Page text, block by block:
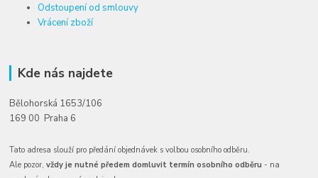
Odstoupení od smlouvy
Vrácení zboží
Kde nás najdete
Bělohorská 1653/106
169 00 Praha 6
Tato adresa slouží pro předání objednávek s volbou osobního odběru.
Ale pozor,vždy je nutné předem domluvit termín osobního odběru - na